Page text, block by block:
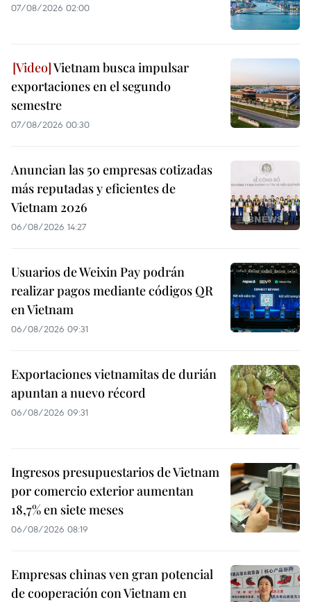
07/08/2026 02:00
Vietnam busca impulsar
exportaciones en el segundo
semestre
07/08/2026 00:30
Anuncian las 50 empresas cotizadas
más reputadas y eficientes de
Vietnam 2026
06/08/2026 14:27
Usuarios de Weixin Pay podrán
realizar pagos mediante códigos QR
en Vietnam
06/08/2026 09:31
Exportaciones vietnamitas de durián
apuntan a nuevo récord
06/08/2026 09:31
Ingresos presupuestarios de Vietnam
por comercio exterior aumentan
18,7% en siete meses
06/08/2026 08:19
Empresas chinas ven gran potencial
de cooperación con Vietnam en